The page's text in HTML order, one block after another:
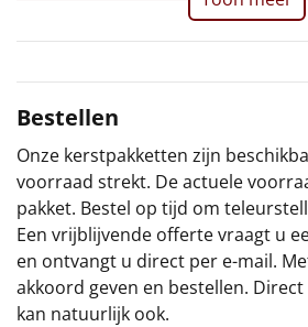
Doe het zelf
Sinterklaaspakketten
Particulier
Kerstgeschenken 2026
Relatiegeschenken
Cadeaubon
Bestellen
Onze kerstpakketten zijn
voorraad strekt. De actuele
pakket. Bestel op tijd om
Een vrijblijvende offerte vraagt u
en ontvangt u direct per e-mail.
akkoord geven en bestellen.
kan natuurlijk ook.